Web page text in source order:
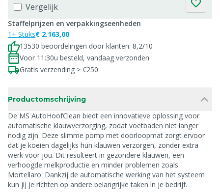
Vergelijk
Staffelprijzen en verpakkingseenheden
1+ Stuks€ 2.163,00
13530 beoordelingen door klanten: 8,2/10
Voor 11:30u besteld, vandaag verzonden
Gratis verzending > €250
Productomschrijving
De MS AutoHoofClean biedt een innovatieve oplossing voor
automatische klauwverzorging, zodat voetbaden niet langer
nodig zijn. Deze slimme pomp met doorloopmat zorgt ervoor
dat je koeien dagelijks hun klauwen verzorgen, zonder extra
werk voor jou. Dit resulteert in gezondere klauwen, een
verhoogde melkproductie en minder problemen zoals
Mortellaro. Dankzij de automatische werking van het systeem
kun jij je richten op andere belangrijke taken in je bedrijf.